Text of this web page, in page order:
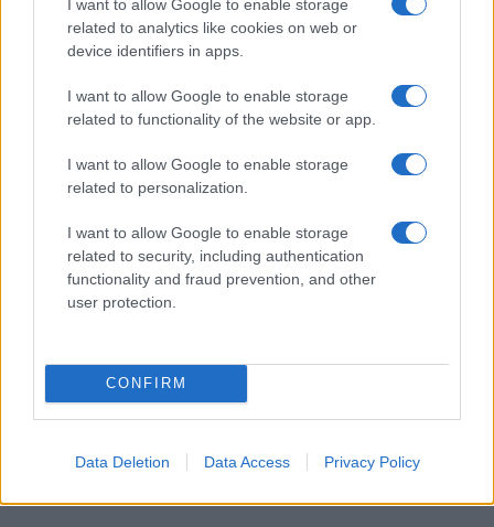
I want to allow Google to enable storage
related to analytics like cookies on web or
device identifiers in apps.
I want to allow Google to enable storage
related to functionality of the website or app.
I want to allow Google to enable storage
related to personalization.
I want to allow Google to enable storage
related to security, including authentication
functionality and fraud prevention, and other
user protection.
CONFIRM
Data Deletion Data Access Privacy Policy
di via Toledo.